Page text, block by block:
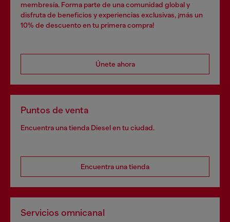
membresía. Forma parte de una comunidad global y
disfruta de beneficios y experiencias exclusivas, ¡más un
10% de descuento en tu primera compra!
Únete ahora
Puntos de venta
Encuentra una tienda Diesel en tu ciudad.
Encuentra una tienda
Servicios omnicanal